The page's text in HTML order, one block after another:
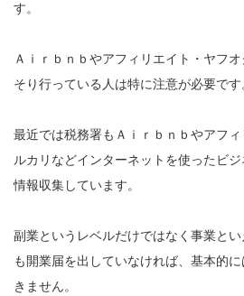
す。
Ａｉｒｂｎｂやアフィリエイト・ヤフ
そり行っている人は特に注意が必要です
最近では税務署もＡｉｒｂｎｂやアフ
ルカリなどインターネットを使ったビ
情報収集しています。
副業というレベルだけではなく事業と
も開業届を出していなければ、基本的
きません。